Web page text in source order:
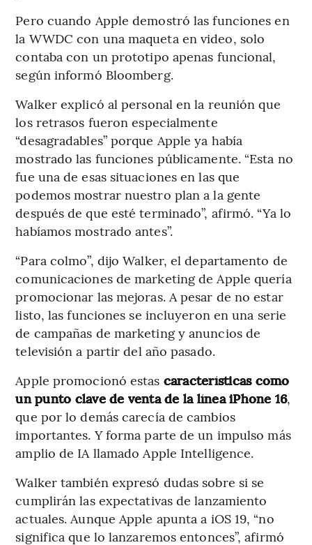
Pero cuando Apple demostró las funciones en
la WWDC con una maqueta en video, solo
contaba con un prototipo apenas funcional,
según informó Bloomberg.
Walker explicó al personal en la reunión que
los retrasos fueron especialmente
“desagradables” porque Apple ya había
mostrado las funciones públicamente. “Esta no
fue una de esas situaciones en las que
podemos mostrar nuestro plan a la gente
después de que esté terminado”, afirmó. “Ya lo
habíamos mostrado antes”.
“Para colmo”, dijo Walker, el departamento de
comunicaciones de marketing de Apple quería
promocionar las mejoras. A pesar de no estar
listo, las funciones se incluyeron en una serie
de campañas de marketing y anuncios de
televisión a partir del año pasado.
Apple promocionó estas características como
un punto clave de venta de la línea iPhone 16,
que por lo demás carecía de cambios
importantes. Y forma parte de un impulso más
amplio de IA llamado Apple Intelligence.
Walker también expresó dudas sobre si se
cumplirán las expectativas de lanzamiento
actuales. Aunque Apple apunta a iOS 19, “no
significa que lo lanzaremos entonces”, afirmó